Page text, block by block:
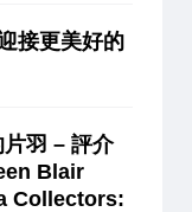
接更美好的
羽 – 評介
Blair
Collectors: